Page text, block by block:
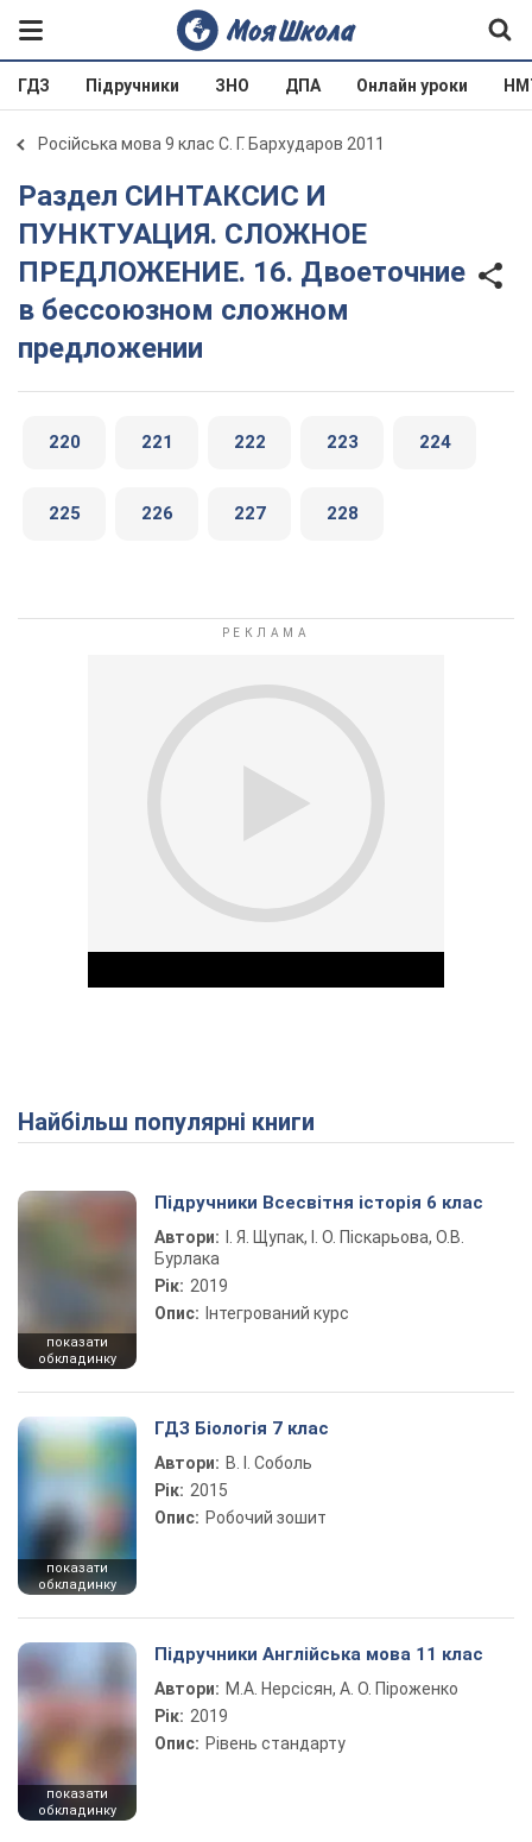
ГДЗ Підручники ЗНО ДПА Онлайн уроки
Російська мова 9 клас С. Г. Бархударов 2011
Раздел СИНТАКСИС И
ПУНКТУАЦИЯ. СЛОЖНОЕ
ПРЕДЛОЖЕНИЕ. 16. Двоеточние
в бессоюзном сложном
предложении
220 221 222 223 224
225 226 227 228
Play Video
Найбільш популярні книги
показати
обкладинку
Підручники Всесвітня історія 6 клас
Автори:
І. Я. Щупак, І. О. Піскарьова, О.В.
Бурлака
Рік: 2019
Опис: Інтегрований курс
показати
обкладинку
ГДЗ Біологія 7 клас
Автори: В. І. Соболь
Рік: 2015
Опис: Робочий зошит
показати
обкладинку
Підручники Англійська мова 11 клас
Автори: М.А. Нерсісян, А. О. Піроженко
Рік: 2019
Опис: Рівень стандарту